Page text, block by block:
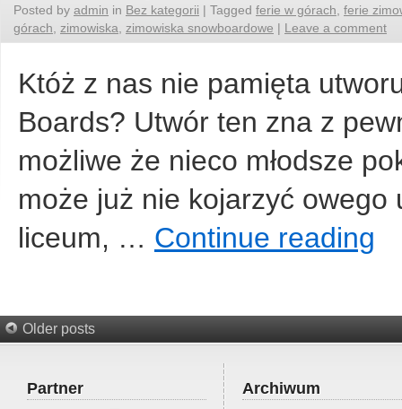
Posted by admin in Bez kategorii | Tagged ferie w górach ferie
górach
zimowiska zimowiska snowboardowe | Leave a comment
Któż z nas nie pamięta
Boards? Utwór ten zna z
możliwe że nieco młodsze
może już nie kojarzyć owego
liceum, … Continue reading
Older posts
Partner Archiwum